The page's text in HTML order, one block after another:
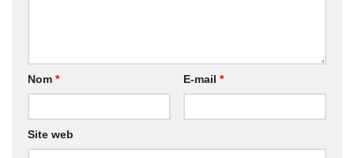
Nom * E-mail *
Site web